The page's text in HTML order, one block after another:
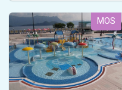
MOS